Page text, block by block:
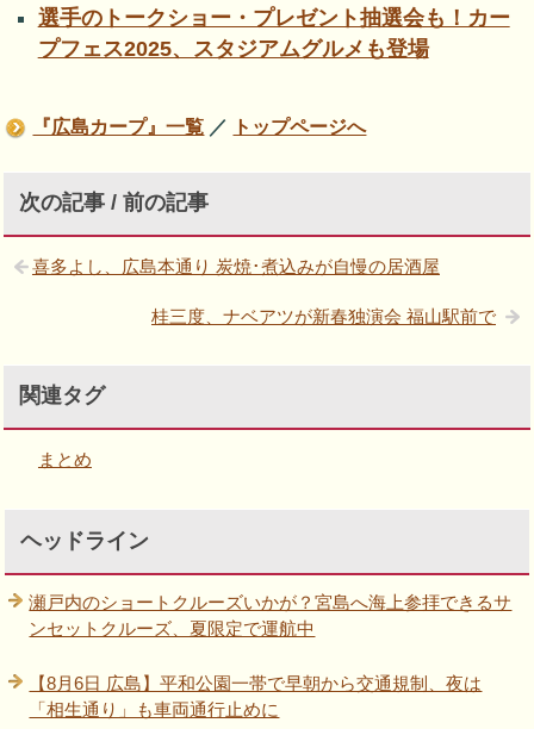
選手のトークショー・プレゼント抽選会も！カー
プフェス2025、スタジアムグルメも登場
『広島カープ』一覧 ／ トップページへ
次の記事 / 前の記事
喜多よし、広島本通り 炭焼･煮込みが自慢の居酒屋
桂三度、ナベアツが新春独演会 福山駅前で
関連タグ
まとめ
ヘッドライン
瀬戸内のショートクルーズいかが？宮島へ海上参拝できるサ
ンセットクルーズ、夏限定で運航中
【8月6日 広島】平和公園一帯で早朝から交通規制、夜は
「相生通り」も車両通行止めに